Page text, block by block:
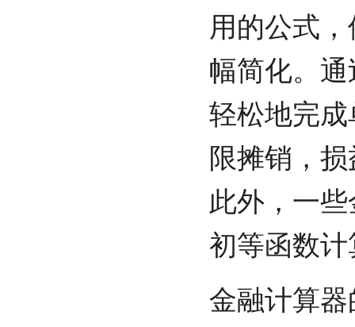
用的公式
幅简化。
轻松地完
限摊销，
此外，一
初等函数
金融计算